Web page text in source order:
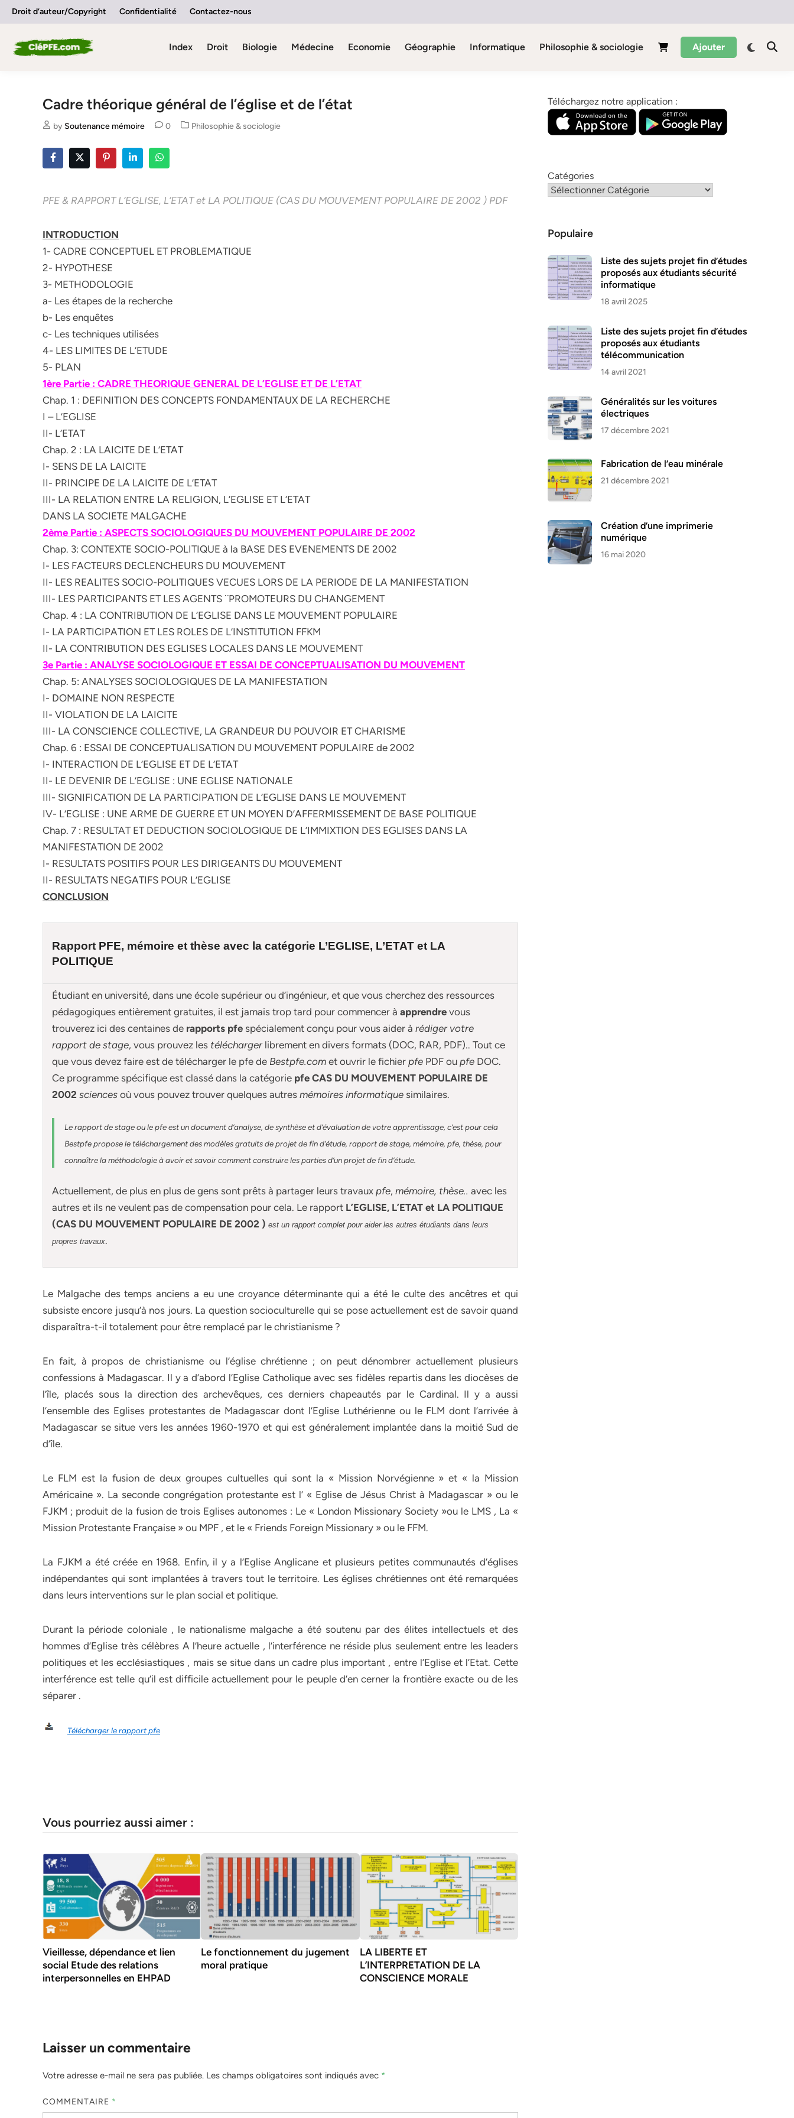
SkipDroit d’auteur/Copyright Confidentialité Contactez-nous
Index Droit Biologie Médecine Economie Géographie Informatique Philosophie & sociologie Ajouter
Cadre théorique général de l’église et de l’état
by Soutenance mémoire 0
Posted
Philosophie & sociologie
PFE & RAPPORT L’EGLISE, L’ETAT et LA POLITIQUE (CAS DU MOUVEMENT POPULAIRE DE 2002 ) PDF
INTRODUCTION
1- CADRE CONCEPTUEL ET PROBLEMATIQUE
2- HYPOTHESE
3- METHODOLOGIE
a- Les étapes de la recherche
b- Les enquêtes
c- Les techniques utilisées
4- LES LIMITES DE L’ETUDE
5- PLAN
1ère Partie : CADRE THEORIQUE GENERAL DE L’EGLISE ET DE L’ETAT
Chap. 1 : DEFINITION DES CONCEPTS FONDAMENTAUX DE LA RECHERCHE
I – L’EGLISE
II- L’ETAT
Chap. 2 : LA LAICITE DE L’ETAT
I- SENS DE LA LAICITE
II- PRINCIPE DE LA LAICITE DE L’ETAT
III- LA RELATION ENTRE LA RELIGION, L’EGLISE ET L’ETAT
DANS LA SOCIETE MALGACHE
2ème Partie : ASPECTS SOCIOLOGIQUES DU MOUVEMENT POPULAIRE DE 2002
Chap. 3: CONTEXTE SOCIO-POLITIQUE à la BASE DES EVENEMENTS DE 2002
I- LES FACTEURS DECLENCHEURS DU MOUVEMENT
II- LES REALITES SOCIO-POLITIQUES VECUES LORS DE LA PERIODE DE LA MANIFESTATION
III- LES PARTICIPANTS ET LES AGENTS ¨PROMOTEURS DU CHANGEMENT
Chap. 4 : LA CONTRIBUTION DE L’EGLISE DANS LE MOUVEMENT POPULAIRE
I- LA PARTICIPATION ET LES ROLES DE L’INSTITUTION FFKM
II- LA CONTRIBUTION DES EGLISES LOCALES DANS LE MOUVEMENT
3e Partie : ANALYSE SOCIOLOGIQUE ET ESSAI DE CONCEPTUALISATION DU MOUVEMENT
Chap. 5: ANALYSES SOCIOLOGIQUES DE LA MANIFESTATION
I- DOMAINE NON RESPECTE
II- VIOLATION DE LA LAICITE
III- LA CONSCIENCE COLLECTIVE, LA GRANDEUR DU POUVOIR ET CHARISME
Chap. 6 : ESSAI DE CONCEPTUALISATION DU MOUVEMENT POPULAIRE de 2002
I- INTERACTION DE L’EGLISE ET DE L’ETAT
II- LE DEVENIR DE L’EGLISE : UNE EGLISE NATIONALE
III- SIGNIFICATION DE LA PARTICIPATION DE L’EGLISE DANS LE MOUVEMENT
IV- L’EGLISE : UNE ARME DE GUERRE ET UN MOYEN D’AFFERMISSEMENT DE BASE POLITIQUE
Chap. 7 : RESULTAT ET DEDUCTION SOCIOLOGIQUE DE L’IMMIXTION DES EGLISES DANS LA
MANIFESTATION DE 2002
I- RESULTATS POSITIFS POUR LES DIRIGEANTS DU MOUVEMENT
II- RESULTATS NEGATIFS POUR L’EGLISE
CONCLUSION
Rapport PFE, mémoire et thèse avec la catégorie L’EGLISE, L’ETAT et LA
POLITIQUE
Étudiant en université, dans une école supérieur ou d’ingénieur, et que vous cherchez des ressources
pédagogiques entièrement gratuites, il est jamais trop tard pour commencer à apprendre vous
trouverez ici des centaines de rapports pfe spécialement conçu pour vous aider à rédiger votre
rapport de stage, vous prouvez les télécharger librement en divers formats (DOC, RAR, PDF).. Tout ce
que vous devez faire est de télécharger le pfe de Bestpfe.com et ouvrir le fichier pfe PDF ou pfe DOC.
Ce programme spécifique est classé dans la catégorie pfe CAS DU MOUVEMENT POPULAIRE DE
2002 sciences où vous pouvez trouver quelques autres mémoires informatique similaires.
Le rapport de stage ou le pfe est un document d’analyse, de synthèse et d’évaluation de votre apprentissage, c’est pour cela
Bestpfepropose le téléchargement des modèles gratuits de projet de fin d’étude, rapport de stage, mémoire, pfe, thèse, pour
connaître la méthodologie à avoir et savoir comment construire les parties d’un projet de fin d’étude
Actuellement, de plus en plus de gens sont prêts à partager leurs travaux pfe, mémoire, thèse.. avec les
autres et ils ne veulent pas de compensation pour cela. Le rapport L’EGLISE, L’ETAT et LA POLITIQUE
(CAS DU MOUVEMENT POPULAIRE DE 2002 ) est un rapport complet pour aider les autres étudiants dans leurs
propres travaux.
Le Malgache des temps anciens a eu une croyance déterminante qui a été le culte des ancêtres et qui
subsiste encore jusqu’à nos jours. La question socioculturelle qui se pose actuellement est de savoir quand
disparaîtra-t-il totalement pour être remplacé par le christianisme ?
En fait, à propos de christianisme ou l’église chrétienne ; on peut dénombrer actuellement plusieurs
confessions à Madagascar. Il y a d’abord l’Eglise Catholique avec ses fidèles repartis dans les diocèses de
l’île, placés sous la direction des archevêques, ces derniers chapeautés par le Cardinal. Il y a aussi
l’ensemble des Eglises protestantes de Madagascar dont l’Eglise Luthérienne ou le FLM dont l’arrivée à
Madagascar se situe vers les années 1960-1970 et qui est généralement implantée dans la moitié Sud de
d’île.
Le FLM est la fusion de deux groupes cultuelles qui sont la « Mission Norvégienne » et « la Mission
Américaine ». La seconde congrégation protestante est l’ « Eglise de Jésus Christ à Madagascar » ou le
FJKM ; produit de la fusion de trois Eglises autonomes : Le « London Missionary Society »ou le LMS , La «
Mission Protestante Française » ou MPF , et le « Friends Foreign Missionary » ou le FFM.
La FJKM a été créée en 1968. Enfin, il y a l’Eglise Anglicane et plusieurs petites communautés d’églises
indépendantes qui sont implantées à travers tout le territoire. Les églises chrétiennes ont été remarquées
dans leurs interventions sur le plan social et politique.
Durant la période coloniale , le nationalisme malgache a été soutenu par des élites intellectuels et des
hommes d’Eglise très célèbres A l’heure actuelle , l’interférence ne réside plus seulement entre les leaders
politiques et les ecclésiastiques , mais se situe dans un cadre plus important , entre l’Eglise et l’Etat. Cette
interférence est telle qu’il est difficile actuellement pour le peuple d’en cerner la frontière exacte ou de les
séparer .
Télécharger le rapport pfe
Vous pourriez aussi aimer :
Vieillesse, dépendance et lien
social Etude des relations
interpersonnelles en EHPAD
Le fonctionnement du jugement
moral pratique
LA LIBERTE ET
L’INTERPRETATION DE LA
CONSCIENCE MORALE
Laisser un commentaire
Votre adresse e-mail ne sera pas publiée. Les champs obligatoires sont indiqués avec *
COMMENTAIRE *
Téléchargez notre application :
Catégories
Populaire
Liste des sujets projet fin d’études
proposés aux étudiants sécurité
informatique
18 avril 2025
Liste des sujets projet fin d’études
proposés aux étudiants
télécommunication
14 avril 2021
Généralités sur les voitures
électriques
17 décembre 2021
Fabrication de l’eau minérale
21 décembre 2021
Création d’une imprimerie
numérique
16 mai 2020